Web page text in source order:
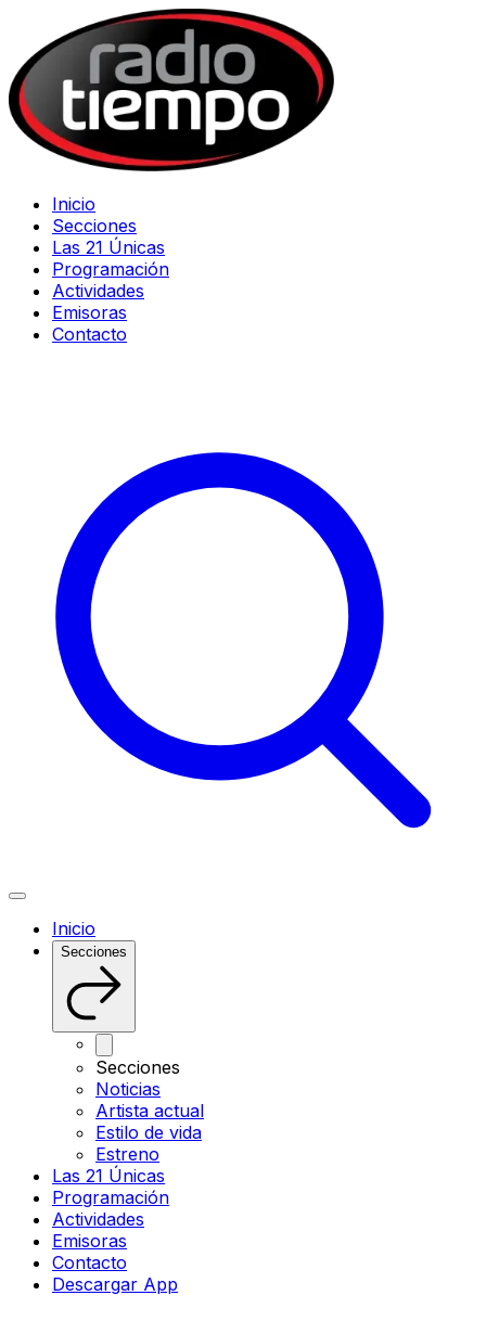
Inicio
Secciones
Las 21 Únicas
Programación
Actividades
Emisoras
Contacto
Inicio
Secciones
Secciones
Noticias
Artista actual
Estilo de vida
Estreno
Las 21 Únicas
Programación
Actividades
Emisoras
Contacto
Descargar App